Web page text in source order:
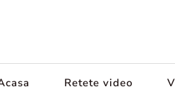
Retete video